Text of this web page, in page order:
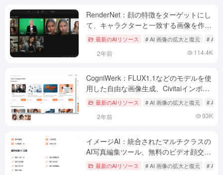
RenderNet：顔の特徴をターゲットにし
て、キャラクターと一致する画像を作成
する。
最新のAIリソース # AI 画像の拡大と復元 # AI
2年前 114.4K
CogniWerk：FLUX1.1などのモデルを使
用した自由な画像生成、Civitaiインポー
トおよびトレーニングLoRAのサポート
最新のAIリソース # AI 画像の拡大と復元 # AI
2年前 93K
イメージAI：統合されたマルチクラスの
AI写真編集ツール、無料のビデオ顔交
換、簡単に始めることができます！
最新のAIリソース # AI 画像の拡大と復元 # AI